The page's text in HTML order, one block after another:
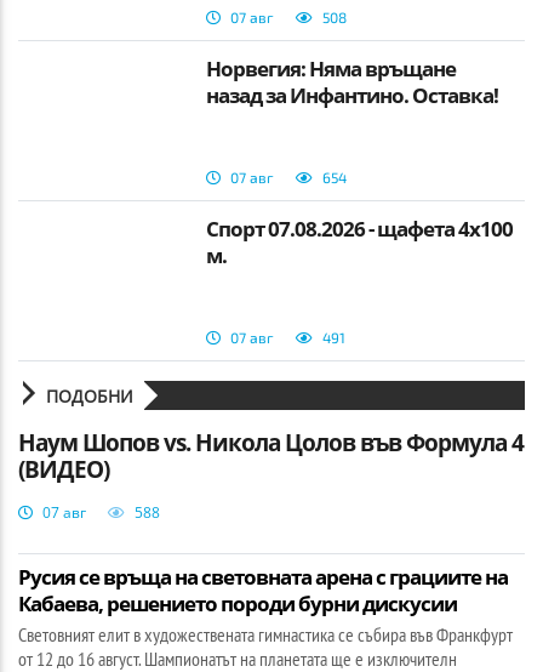
07 авг 508
Норвегия: Няма връщане
назад за Инфантино. Оставка!
07 авг 654
Спорт 07.08.2026 - щафета 4х100
м.
07 авг 491
ПОДОБНИ
Наум Шопов vs. Никола Цолов във Формула 4
(ВИДЕО)
07 авг 588
Русия се връща на световната арена с грациите на
Кабаева, решението породи бурни дискусии
Световният елит в художествената гимнастика се събира във Франкфурт
от 12 до 16 август. Шампионатът на планетата ще е изключителн